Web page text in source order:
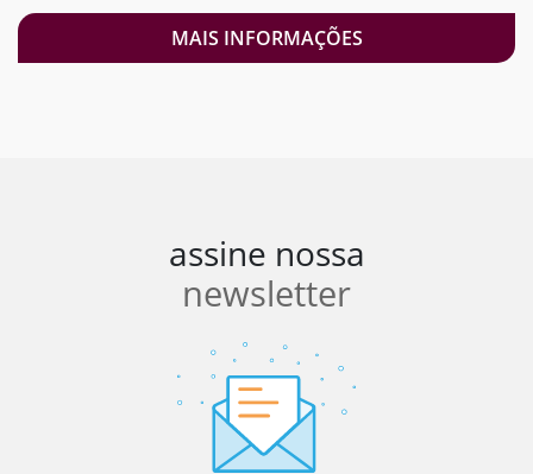
MAIS INFORMAÇÕES
assine nossa
newsletter